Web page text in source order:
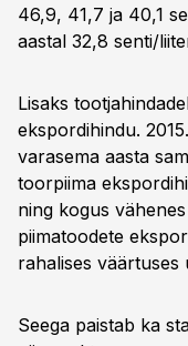
46,9, 41,7 ja 40,1
aastal 32,8 senti/
Lisaks
ekspordihindu.
varasema aasta
toorpiima
ning kogus
piimatoodete
rahalises
Seega paistab ka